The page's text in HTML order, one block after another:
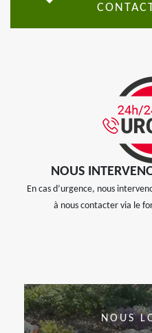
NOUS
En cas d’urgence, nous
à nous contacter via le
NOUS